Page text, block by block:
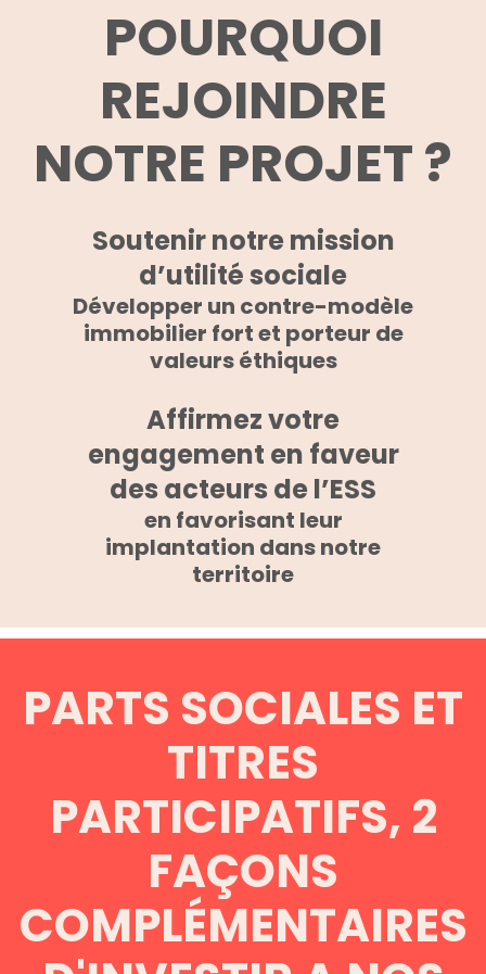
POURQUOI
REJOINDRE
NOTRE PROJET ?
Soutenir notre mission
d’utilité sociale
Développer un contre-modèle
immobilier fort et porteur de
valeurs éthiques
Affirmez votre
engagement en faveur
des acteurs de l’ESS
en favorisant leur
implantation dans notre
territoire
PARTS SOCIALES ET
TITRES
PARTICIPATIFS, 2
FAÇONS
COMPLÉMENTAIRES